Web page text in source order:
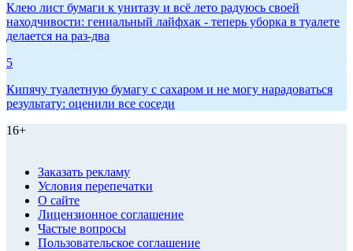
Клею лист бумаги к унитазу и всё лето радуюсь своей
находчивости: гениальный лайфхак - теперь уборка в туалете
делается на раз-два
5
Кипячу туалетную бумагу с сахаром и не могу нарадоваться
результату: оценили все соседи
16+
Заказать рекламу
Условия перепечатки
О сайте
Лицензионное соглашение
Частые вопросы
Пользовательское соглашение